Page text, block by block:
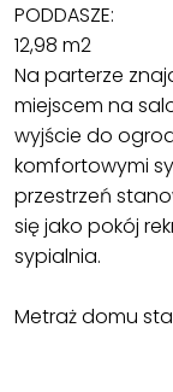
PODDASZE:
12,98 m2
Na parterze
miejscem na
wyjście do
komfortowymi
przestrzeń
się jako pokój
sypialnia.
Metraż domu